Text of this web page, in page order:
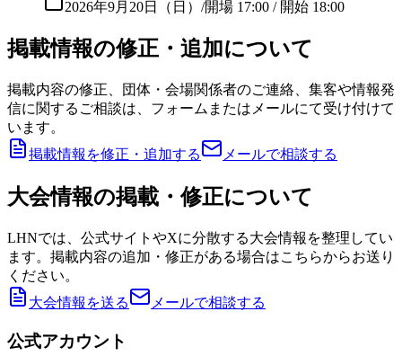
2026年9月20日（日） /開場 17:00 / 開始 18:00
掲載情報の修正・追加について
掲載内容の修正、団体・会場関係者のご連絡、集客や情報発
信に関するご相談は、フォームまたはメールにて受け付けて
います。
掲載情報を修正・追加する
メールで相談する
大会情報の掲載・修正について
LHNでは、公式サイトやXに分散する大会情報を整理してい
ます。掲載内容の追加・修正がある場合はこちらからお送り
ください。
大会情報を送る
メールで相談する
公式アカウント